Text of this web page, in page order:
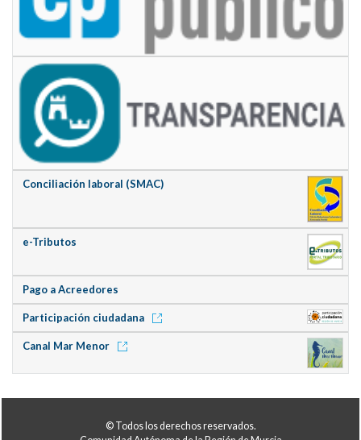
Conciliación laboral (SMAC)
e-Tributos
Pago a Acreedores
Participación ciudadana
Canal Mar Menor
© Todos los derechos reservados.